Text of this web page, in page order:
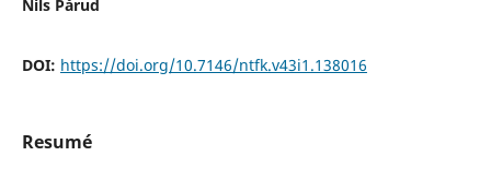
Nils Pårud
DOI: https://doi.org/10.7146/ntfk.v43i1.138016
Resumé